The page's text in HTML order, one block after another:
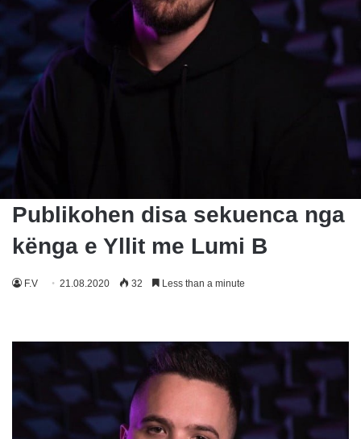
Publikohen disa sekuenca nga
kënga e Yllit me Lumi B
F.V 21.08.2020 32 Less than a minute